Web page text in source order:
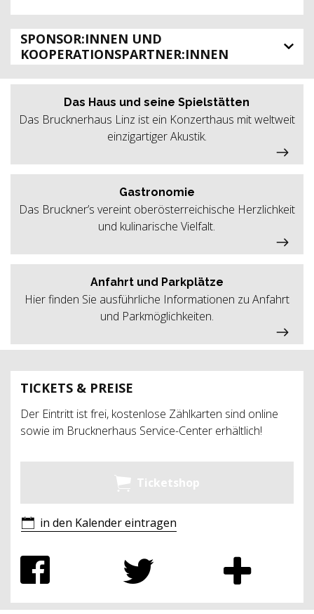
SPONSOR:INNEN UND
KOOPERATIONSPARTNER:INNEN
TICKETS & PREISE
Der Eintritt ist frei, kostenlose Zählkarten sind online
sowie im Brucknerhaus Service-Center erhältlich!
Ticketshop
in den Kalender eintragen
Das Haus und seine Spielstätten
Das Brucknerhaus Linz ist ein Konzerthaus mit weltweit
einzigartiger Akustik.
Gastronomie
Das Bruckner’s vereint oberösterreichische Herzlichkeit
und kulinarische Vielfalt.
Anfahrt und Parkplätze
Hier finden Sie ausführliche Informationen zu Anfahrt
und Parkmöglichkeiten.